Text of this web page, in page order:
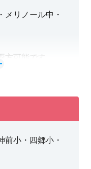
メリノール中・
方可能です。
前小・四郷小・